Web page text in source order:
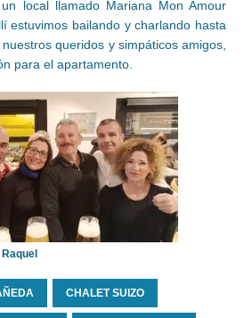
local llamado Mariana Mon Amour
estuvimos bailando y charlando hasta
queridos y simpáticos amigos,
para el apartamento.
CHALET SUIZO